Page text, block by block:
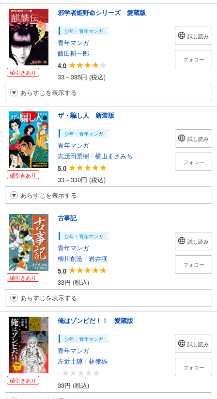
値引きあり
邪学者姫野命シリーズ 愛蔵版
少年・青年マンガ
青年マンガ
飯田耕一郎
4.0
33～385円 (税込)
試し読み
フォロー
あらすじを表示する
値引きあり
ザ・騙し人 新装版
少年・青年マンガ
青年マンガ
志茂田景樹 / 横山まさみち
5.0
33～330円 (税込)
試し読み
フォロー
あらすじを表示する
値引きあり
古事記
少年・青年マンガ
青年マンガ
柳川創造 / 岩井渓
5.0
33円 (税込)
試し読み
フォロー
あらすじを表示する
値引きあり
俺はゾンビだ！！ 愛蔵版
少年・青年マンガ
青年マンガ
左近士諒 / 林律雄
-
33円 (税込)
試し読み
フォロー